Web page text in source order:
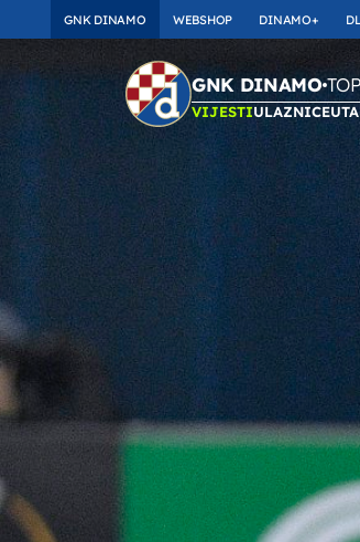
GNK DINAMO WEBSHOP DINAMO+
GNK DINAMO
VIJESTIULAZNICE